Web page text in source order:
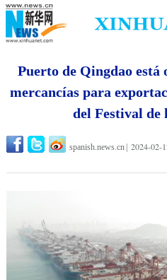
Puerto de Qingdao
mercancías para
del Festival de
spanish.news.cn 2024-02-